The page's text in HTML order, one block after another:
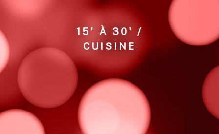
15' À 30' /
CUISINE